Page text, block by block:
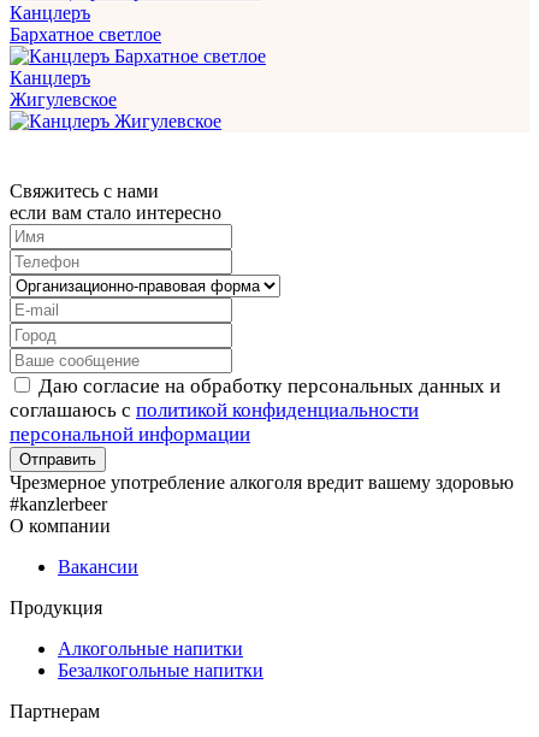
Канцлеръ
Бархатное светлое
Канцлеръ
Жигулевское
Свяжитесь с нами
если вам стало интересно
Даю согласие на обработку персональных данных и
соглашаюсь с политикой конфиденциальности
персональной информации
Чрезмерное употребление алкоголя вредит вашему здоровью
#kanzlerbeer
О компании
Вакансии
Продукция
Алкогольные напитки
Безалкогольные напитки
Партнерам